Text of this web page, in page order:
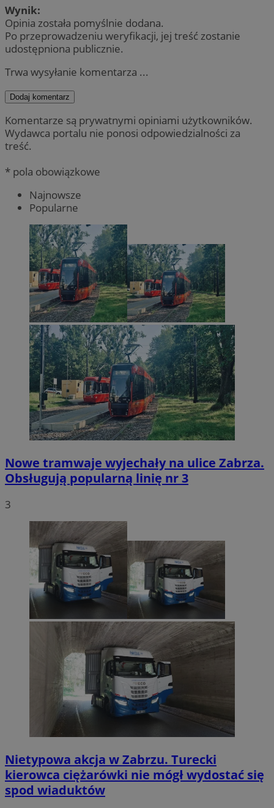
Wynik:
Opinia została pomyślnie dodana.
Po przeprowadzeniu weryfikacji, jej treść zostanie
udostępniona publicznie.
Trwa wysyłanie komentarza ...
Dodaj komentarz
Komentarze są prywatnymi opiniami użytkowników.
Wydawca portalu nie ponosi odpowiedzialności za
treść.
* pola obowiązkowe
Najnowsze
Popularne
Nowe tramwaje wyjechały na ulice Zabrza.
Obsługują popularną linię nr 3
3
Nietypowa akcja w Zabrzu. Turecki
kierowca ciężarówki nie mógł wydostać się
spod wiaduktów